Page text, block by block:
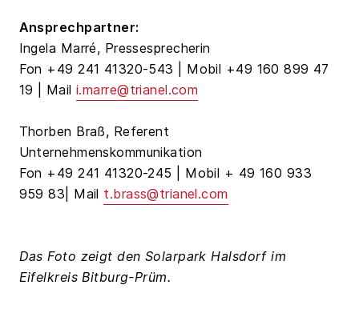
Ansprechpartner:
Ingela Marré, Pressesprecherin
Fon +49 241 41320-543 | Mobil +49 160 899 47
19 | Mail i.marre@trianel.com
Thorben Braß, Referent
Unternehmenskommunikation
Fon +49 241 41320-245 | Mobil + 49 160 933
959 83| Mail t.brass@trianel.com
Das Foto zeigt den Solarpark Halsdorf im
Eifelkreis Bitburg-Prüm.